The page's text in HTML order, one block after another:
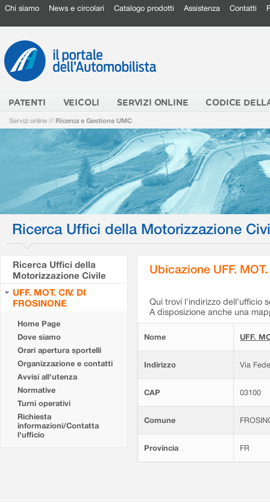
Chi siamo News e circolari Catalogo prodotti Assistenza Contatti
PATENTI VEICOLI SERVIZI ONLINE CODICE
Servizi online // Ricerca e Gestione UMC
Ricerca Uffici della Motorizzazione
Ricerca Uffici della
Motorizzazione Civile
UFF. MOT. CIV. DI
FROSINONE
Home Page
Dove siamo
Orari apertura sportelli
Organizzazione e contatti
Avvisi all'utenza
Normative
Turni operativi
Richiesta
informazioni/Contatta
l'ufficio
Ubicazione UFF.
Qui trovi l'indirizzo dell'ufficio
A disposizione anche una
Nome UFF.
Indirizzo Via
CAP 03100
Comune
Provincia FR